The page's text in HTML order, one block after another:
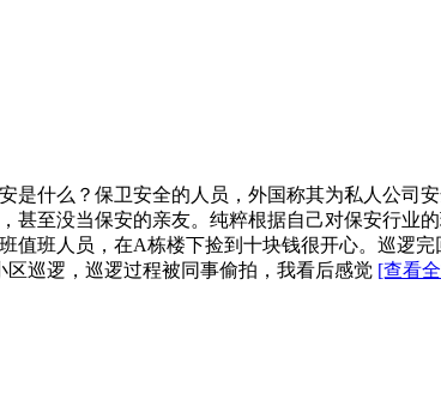
什么？保卫安全的人员，外国称其为私人公司
至没当保安的亲友。纯粹根据自己对保安行业的
值班人员，在A栋楼下捡到十块钱很开心。巡逻
区巡逻，巡逻过程被同事偷拍，我看后感觉 [查看